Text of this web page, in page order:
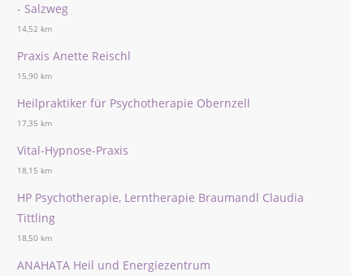
- Salzweg
14,52 km
Praxis Anette Reischl
15,90 km
Heilpraktiker für Psychotherapie Obernzell
17,35 km
Vital-Hypnose-Praxis
18,15 km
HP Psychotherapie, Lerntherapie Braumandl Claudia
Tittling
18,50 km
ANAHATA Heil und Energiezentrum